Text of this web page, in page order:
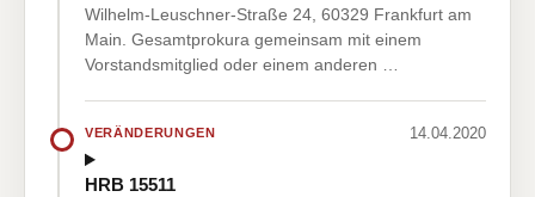
Wilhelm-Leuschner-Straße 24, 60329 Frankfurt am
Main. Gesamtprokura gemeinsam mit einem
Vorstandsmitglied oder einem anderen …
VERÄNDERUNGEN 14.04.2020
HRB 15511